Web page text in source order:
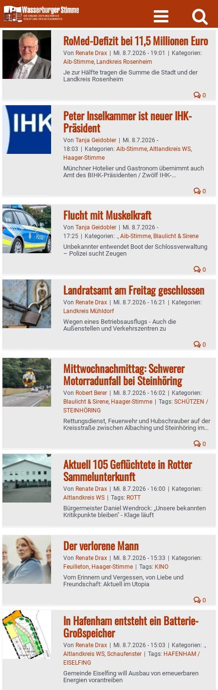
Skip
to
content
RoMed-Defizit bei 11,5 Millionen Euro
Von Renate Drax | Mi. 8.7.2026 - 19:01 | Kategorien:
Aib-Stimme, Landkreis Rosenheim
Je zur Hälfte tragen die Summe die Stadt und der
Landkreis Rosenheim
0
Peter Inselkammer ist neuer IHK-
Präsident
Von Tanja Geidobler | Mi. 8.7.2026 -
18:03 | Kategorien: Aib-Stimme, Altlandkreis WS,
Haager-Stimme
Münchner Hotelier und Gastronom übernimmt auch
Amt des BIHK-Präsidenten / Zwölf IHK-
0
Flucht mit Muskelkraft
Von Tanja Geidobler | Mi. 8.7.2026 -
17:25 | Kategorien: ., Aib-Stimme, Blaulicht & Sirene
Unbekannter entwendet Boot der Schlossverwaltung
– Polizei sucht Zeugen
0
Landratsamt am Freitag geschlossen
Von Renate Drax | Mi. 8.7.2026 - 16:21 | Kategorien:
Landkreis Mühldorf
Wegen eines Betriebsausflugs - Auch die
Außenstellen und Verkehrszentren zu
0
Mittwochnachmittag: Schwerer
Motorradunfall bei Steinhöring
Von Robert Berer | Mi. 8.7.2026 - 16:02 | Kategorien:
Blaulicht & Sirene, Haager-Stimme | Tags: SCHÜTZEN /
STEINHÖRING
Rettungsdienst, Feuerwehr und Hubschrauber auf der
Kreisstraße zwischen Albaching und Steinhöring im
0
Aktuell 105 Geflüchtete in Rotter
Sammelunterkunft
Von Renate Drax | Mi. 8.7.2026 - 16:00 | Kategorien:
Altlandkreis WS | Tags: ROTT
Bürgermeister Daniel Wendrock: „Unsere bekannten
Kritikpunkte bleiben" - Klage läuft
Der verlorene Mann
Von Renate Drax | Mi. 8.7.2026 - 15:33 | Kategorien:
Feuilleton, Haager-Stimme | Tags: KINO
Vom Erinnern und Vergessen, von Liebe und
Freundschaft: Aktuell im Utopia
0
In Hafenham entsteht ein Batterie-
Großspeicher
Von Renate Drax | Mi. 8.7.2026 - 15:03 | Kategorien: .,
Altlandkreis WS, Schaufenster | Tags: HAFENHAM /
EISELFING
Gemeinde Eiselfing will Ausbau von erneuerbaren
Energien vorantreiben